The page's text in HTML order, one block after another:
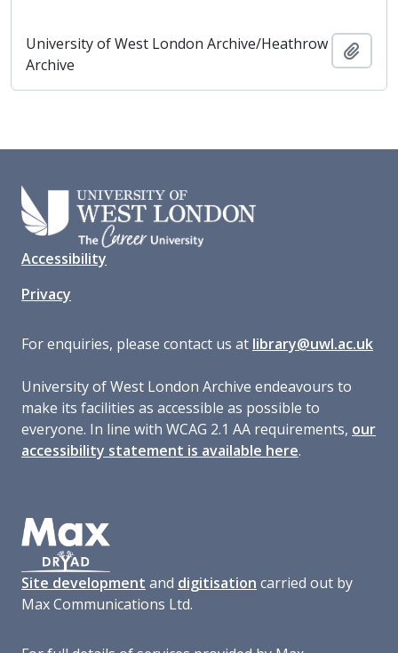
University of West London Archive/Heathrow
Archive
Accessibility
Privacy
For enquiries, please contact us at library@uwl.ac.uk
University of West London Archive endeavours to
make its facilities as accessible as possible to
everyone. In line with WCAG 2.1 AA requirements, our
accessibility statement is available here.
Site development and digitisation carried out by
Max Communications Ltd.